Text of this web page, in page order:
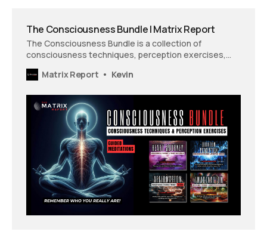
The Consciousness Bundle | Matrix Report
The Consciousness Bundle is a collection of
consciousness techniques, perception exercises,
and guided meditations.
Matrix Report Kevin